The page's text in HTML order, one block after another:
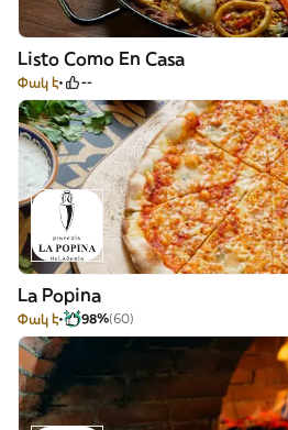
Listo Como En Casa
Փակ է --
La Popina
Փակ է 98%(60)